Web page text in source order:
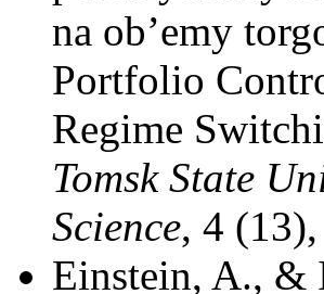
na ob’emy
Portfolio
Regime
Tomsk State
Science, 4
Einstein, A., &